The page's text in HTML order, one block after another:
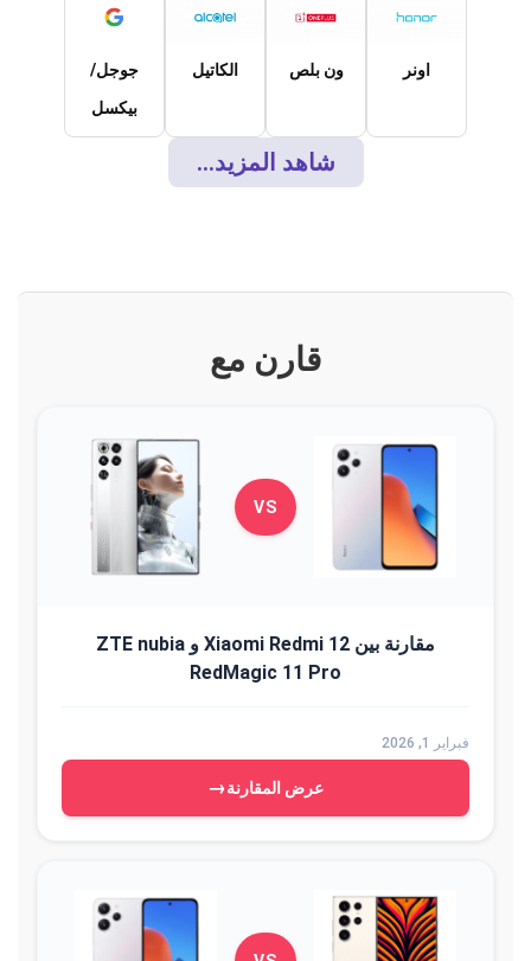
اونر ون بلص الكاتيل
جوجل/
بيكسل
شاهد المزيد...
قارن مع
VS
مقارنة بين Xiaomi Redmi 12 و ZTE nubia
RedMagic 11 Pro
فبراير 1, 2026
عرض المقارنة→